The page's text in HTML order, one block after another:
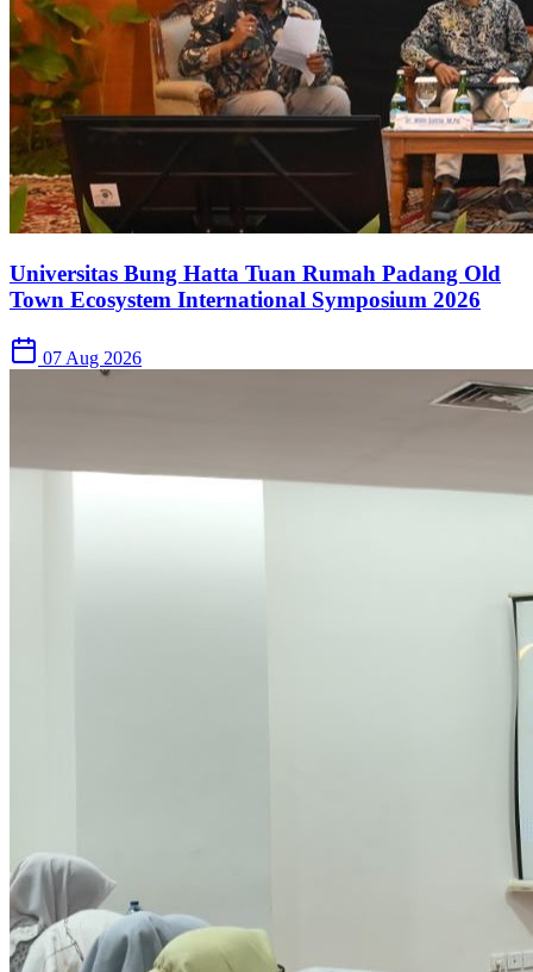
Universitas Bung Hatta Tuan Rumah Padang Old
Town Ecosystem International Symposium 2026
07 Aug 2026